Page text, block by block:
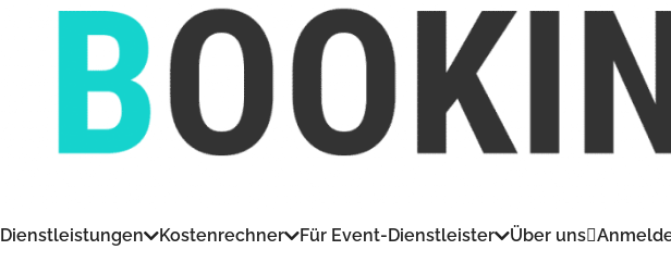
Dienstleistungen Kostenrechner Für Event-Dienstleister Über uns